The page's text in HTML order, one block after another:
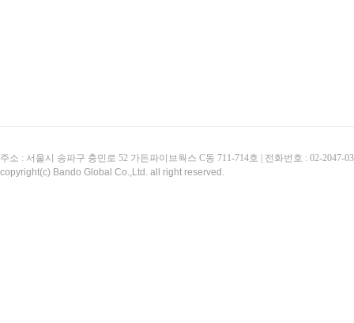
주소 : 서울시 송파구 충민로 52 가든파이브웍스 C동 711-714호 | 전화번호 : 02-2047-
copyright(c) Bando Global Co.,Ltd. all right reserved.